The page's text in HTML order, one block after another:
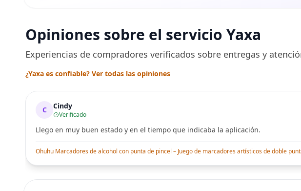
Opiniones sobre el servicio Yaxa
Experiencias de compradores verificados sobre entregas y
¿Yaxa es confiable? Ver todas las opiniones
C Cindy
Verificado
Llego en muy buen estado y en el tiempo que indicaba la aplicación.
Ohuhu Marcadores de alcohol con punta de pincel – Juego de marcadores artísticos de doble